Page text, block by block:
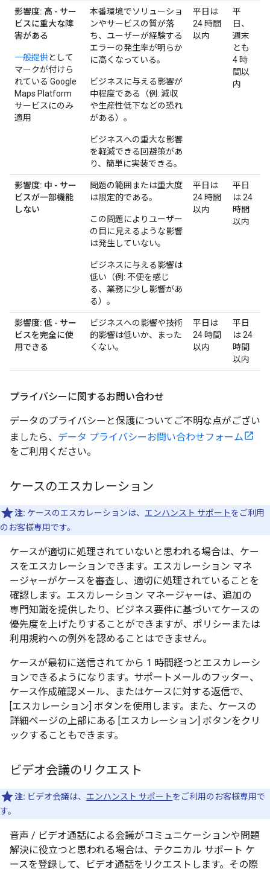
影響度: 高 - サー
ビスに重大な障
害がある
一般提供として
マークが付けら
れている Google
Maps Platform
サービスにのみ
適用
本番環境でソリューショ
ンやサービスの質が落
ち、ユーザーが経験する
エラーの発生率が明らか
に高くなっている。
ビジネスに与える影響が
中程度である（例: 減収
や生産性低下などの恐れ
がある）。
ビジネスへの重大な影響
を軽減できる回避策があ
り、簡単に実装できる。
平日は
24 時間
以内
平
日、
週末
とも
4 時
間以
内
影響度: 中 - サー
ビスが一部機能
しない
問題の範囲または重大度
は限定的である。
この問題によりユーザー
の目に見えるような影響
は発生していない。
ビジネスに与える影響は
低い（例: 不便を感じ
る、業務に少し影響があ
る）。
平日は
24 時間
以内
平日
は 24
時間
以内
影響度: 低 - サー
ビスを完全に使
用できる
ビジネスへの影響や技術
的影響は低いか、まった
くない。
平日は
24 時間
以内
平日
は 24
時間
以内
プライバシーに関するお問い合わせ
データのプライバシーと保護についてご不明な点がござい
ましたら、 データ プライバシーお問い合わせフォーム
をご利用ください。
ケースのエスカレーション
注: ケースのエスカレーションは、 エンハンスト サポートをご利用
のお客様専用です。
ケースが適切に処理されていないと思われる場合は、ケー
スをエスカレーションできます。エスカレーション マネ
ージャーがケースを審査し、適切に処理されていることを
確認します。エスカレーション マネージャーは、追加の
専門知識を提供したり、ビジネス要件に基づいてケースの
優先度を上げたりすることができますが、ポリシーまたは
利用規約への例外を認めることはできません。
ケースが最初に送信されてから 1 時間経つとエスカレーシ
ョンできるようになります。サポートメールのフッター、
ケース作成確認メール、またはケースに対する返信で、
[エスカレーション] ボタンを使用します。また、ケースの
詳細ページの上部にある [エスカレーション] ボタンをクリ
ックすることもできます。
ビデオ会議のリクエスト
注: ビデオ会議は、 エンハンスト サポートをご利用のお客様専用で
す。
音声 / ビデオ通話による会議がコミュニケーションや問題
解決に役立つと思われる場合は、テクニカル サポート ケ
ースを登録して、ビデオ通話をリクエストします。その際